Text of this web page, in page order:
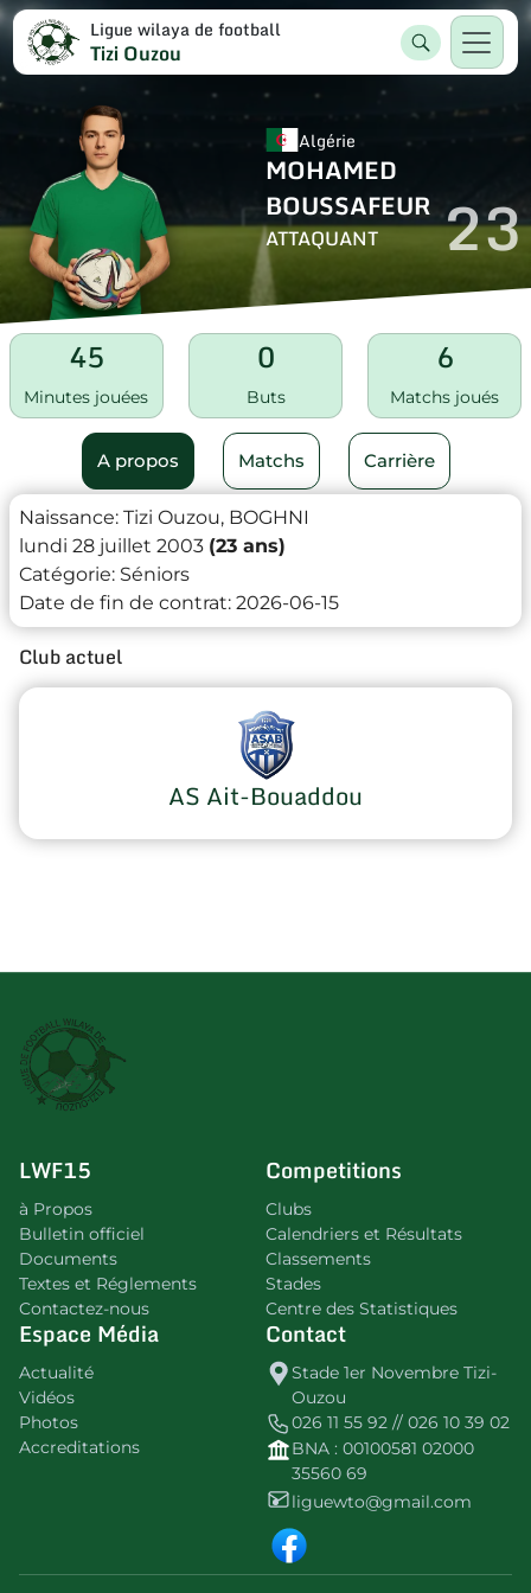
Ligue wilaya de football
Tizi Ouzou
Algérie
MOHAMED
BOUSSAFEUR
ATTAQUANT 23
45
Minutes jouées
0
Buts
6
Matchs joués
A propos Matchs Carrière
Naissance: Tizi Ouzou, BOGHNI
lundi 28 juillet 2003 (23 ans)
Catégorie: Séniors
Date de fin de contrat: 2026-06-15
Club actuel
AS Ait-Bouaddou
LWF15
à Propos
Bulletin officiel
Documents
Textes et Réglements
Contactez-nous
Competitions
Clubs
Calendriers et Résultats
Classements
Stades
Centre des Statistiques
Espace Média
Actualité
Vidéos
Photos
Accreditations
Contact
Stade 1er Novembre Tizi-
Ouzou
026 11 55 92 // 026 10 39 02
BNA : 00100581 02000
35560 69
liguewto@gmail.com